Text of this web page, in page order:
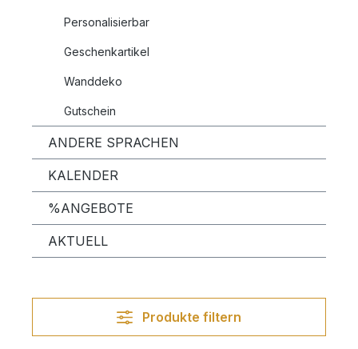
Personalisierbar
Geschenkartikel
Wanddeko
Gutschein
ANDERE SPRACHEN
KALENDER
%ANGEBOTE
AKTUELL
Produkte filtern